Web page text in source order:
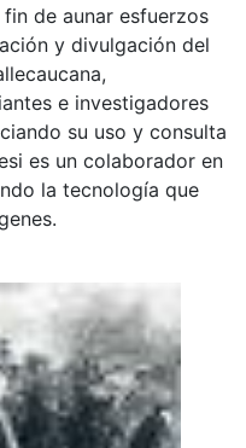
de aunar esfuerzos
y divulgación del
e investigadores
su uso y consulta
es un colaborador en
la tecnología que